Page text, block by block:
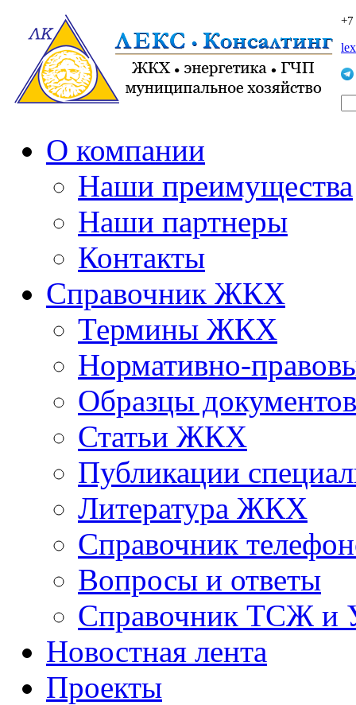
О компании
Наши преимущества
Наши партнеры
Контакты
Справочник ЖКХ
Термины ЖКХ
Нормативно-
Образцы документов
Статьи ЖКХ
Публикации
Литература ЖКХ
Справочник
Вопросы и ответы
Справочник ТСЖ и
Новостная лента
Проекты